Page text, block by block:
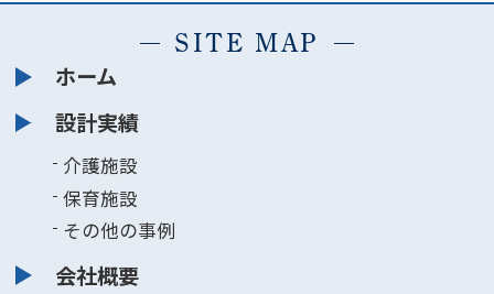
SITE MAP
ホーム
設計実績
介護施設
保育施設
その他の事例
会社概要